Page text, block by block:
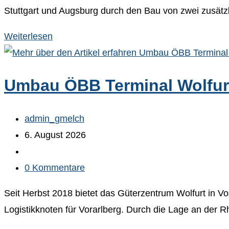
Stuttgart und Augsburg durch den Bau von zwei
Weiterlesen
Wendlingen
Ulm,
Oberbau
Umbau ÖBB Terminal
Beitrags-
Autor:
admin_gmelch
Beitrag
6. August 2026
Kategorie:
Beitrags-
0 Kommentare
Seit Herbst 2018 bietet das Güterzentrum Wolfurt in
Logistikknoten für Vorarlberg. Durch die Lage an der